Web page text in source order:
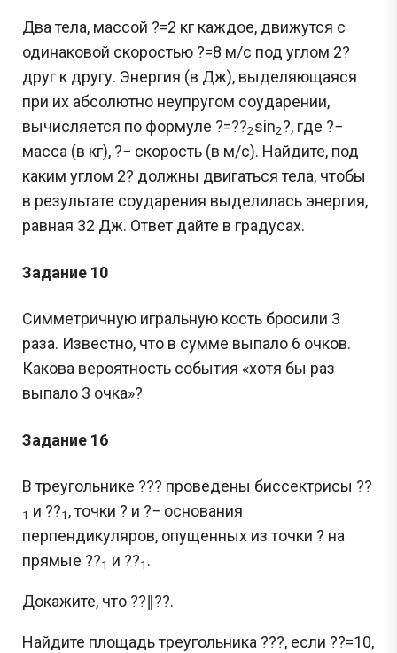
Два тела, массой ?=2 кг каждое, движутся с
одинаковой скоростью ?=8 м/с под углом 2?
друг к другу. Энергия (в Дж), выделяющаяся
при их абсолютно неупругом соударении,
вычисляется по формуле ?=??2sin2?, где ?−
масса (в кг), ?− скорость (в м/с). Найдите, под
каким углом 2? должны двигаться тела, чтобы
в результате соударения выделилась энергия,
равная 32 Дж. Ответ дайте в градусах.
Задание 10
Симметричную игральную кость бросили 3
раза. Известно, что в сумме выпало 6 очков.
Какова вероятность события «хотя бы раз
выпало 3 очка»?
Задание 16
В треугольнике ??? проведены биссектрисы ??
1 и ??1 , точки ? и ?− основания
перпендикуляров, опущенных из точки ? на
прямые ??1 и ??1 .
Докажите, что ??∥??.
Найдите площадь треугольника ???, если ??=10,